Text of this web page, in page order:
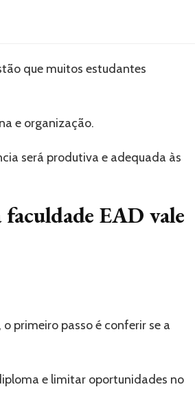
que muitos estudantes
e organização.
será produtiva e adequada às
EAD vale
o primeiro passo é conferir se a
e limitar oportunidades no